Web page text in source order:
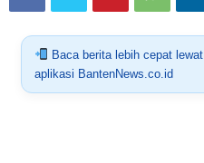
Baca berita lebih cepat lewat
aplikasi BantenNews.co.id